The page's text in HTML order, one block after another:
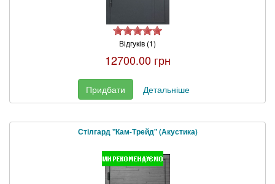
Відгуків (1)
12700.00 грн
Придбати Детальніше
Стілгард "Кам-Трейд" (Акустика)